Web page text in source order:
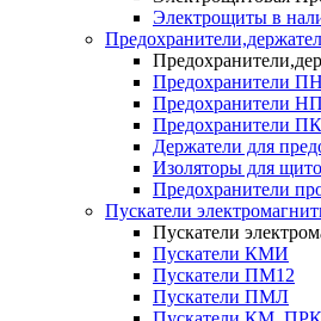
Электрощиты в
Предохранители
Предохранители
Предохранители
Держатели для
Изоляторы для
Предохранители
Пускатели
Пускатели
Пускатели КМИ
Пускатели ПМ12
Пускатели ПМЛ